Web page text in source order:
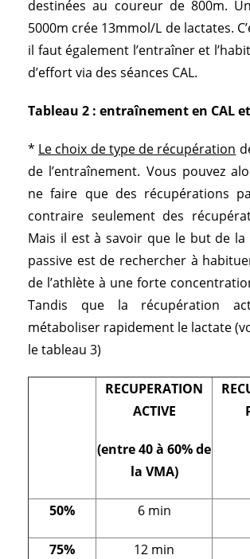
destinées au coureur de 800m.
5000m crée 13mmol/L de lactates.
il faut également l’entraîner et
d’effort via des séances CAL.
Tableau 2 : entraînement en CAL
* Le choix de type de récupération
de l’entraînement. Vous pouvez
ne faire que des récupérations
contraire seulement des
Mais il est à savoir que le but de
passive est de rechercher à
de l’athlète à une forte
Tandis que la récupération
métaboliser rapidement le lactate
le tableau 3)
RECUPERATION
ACTIVE
(entre 40 à 60% de
la VMA)
50% 6 min
75% 12 min